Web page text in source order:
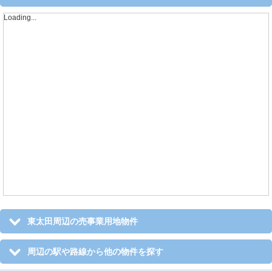
Loading...
東太田周辺の売事業用地物件
周辺の駅や路線から他の物件を探す